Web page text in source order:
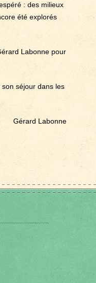
: des milieux
été explorés
Labonne pour
séjour dans les
Gérard Labonne